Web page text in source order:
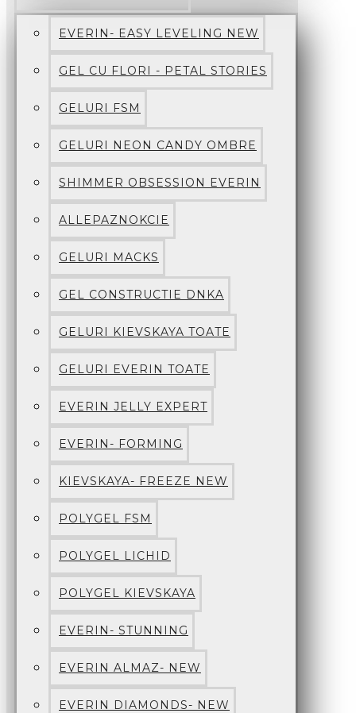
EVERIN- EASY LEVELING NEW
GEL CU FLORI - PETAL STORIES
GELURI FSM
GELURI NEON CANDY OMBRE
SHIMMER OBSESSION EVERIN
ALLEPAZNOKCIE
GELURI MACKS
GEL CONSTRUCTIE DNKA
GELURI KIEVSKAYA TOATE
GELURI EVERIN TOATE
EVERIN JELLY EXPERT
EVERIN- FORMING
KIEVSKAYA- FREEZE NEW
POLYGEL FSM
POLYGEL LICHID
POLYGEL KIEVSKAYA
EVERIN- STUNNING
EVERIN ALMAZ- NEW
EVERIN DIAMONDS- NEW